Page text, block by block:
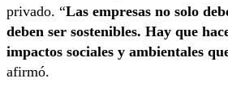
privado. “Las empresas no solo
deben ser sostenibles. Hay que
impactos sociales y ambientales
afirmó.